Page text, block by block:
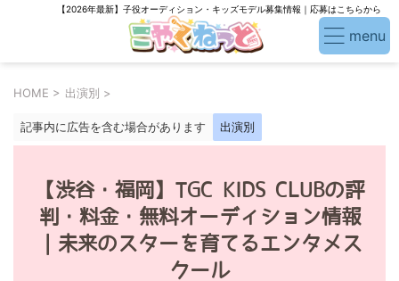
【2026年最新】子役オーディション・キッズモデル募集情報｜応募はこちらから
HOME > 出演別 >
記事内に広告を含む場合があります 出演別
【渋谷・福岡】TGC KIDS CLUBの評
判・料金・無料オーディション情報
｜未来のスターを育てるエンタメス
クール